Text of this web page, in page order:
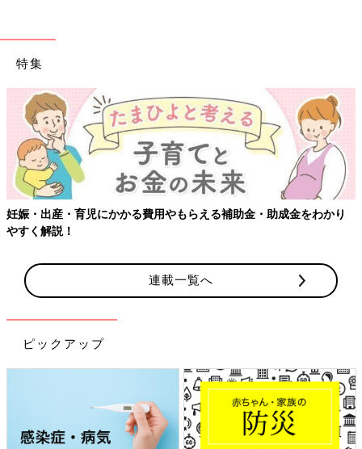
特集
かかる費用やもらえる補助金・助成金をわかり 【ワクチン接種
連載一覧へ
ピックアップ